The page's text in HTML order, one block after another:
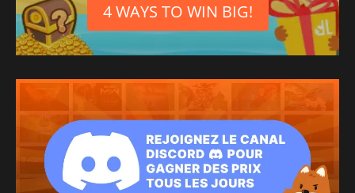
4 WAYS TO WIN BIG!